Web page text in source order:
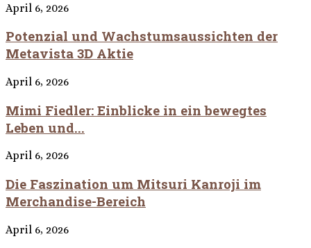
April 6, 2026
Potenzial und Wachstumsaussichten der
Metavista 3D Aktie
April 6, 2026
Mimi Fiedler: Einblicke in ein bewegtes
Leben und...
April 6, 2026
Die Faszination um Mitsuri Kanroji im
Merchandise-Bereich
April 6, 2026